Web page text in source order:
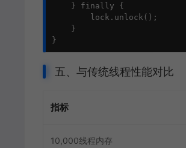
    } finally {
        lock.unlock();
    }
}
五、与传统线程性能对比
指标
10,000线程内存